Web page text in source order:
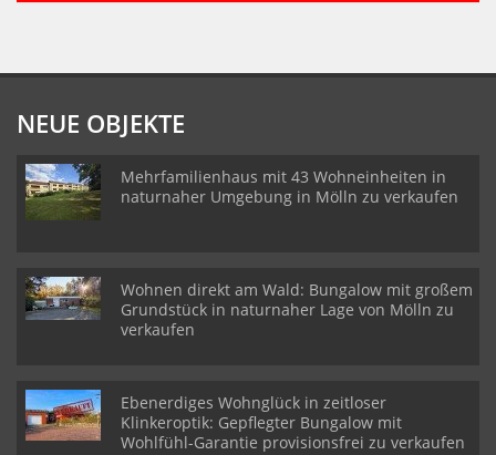
NEUE OBJEKTE
Mehrfamilienhaus mit 43 Wohneinheiten in
naturnaher Umgebung in Mölln zu verkaufen
Wohnen direkt am Wald: Bungalow mit großem
Grundstück in naturnaher Lage von Mölln zu
verkaufen
Ebenerdiges Wohnglück in zeitloser
Klinkeroptik: Gepflegter Bungalow mit
Wohlfühl-Garantie provisionsfrei zu verkaufen